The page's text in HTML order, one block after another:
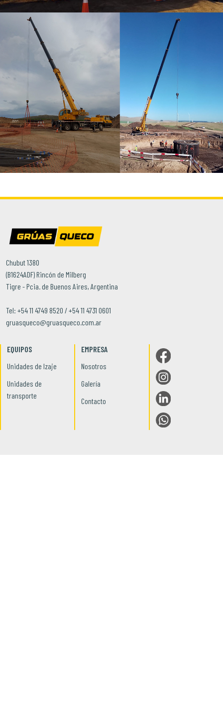
Chubut 1380
(B1624ADF) Rincón de Milberg
Tigre - Pcia. de Buenos Aires, Argentina
Tel: +54 11 4749 8520 / +54 11 4731 0601
gruasqueco@gruasqueco.com.ar
EQUIPOS
Unidades de Izaje
Unidades de
transporte
EMPRESA
Nosotros
Galería
Contacto